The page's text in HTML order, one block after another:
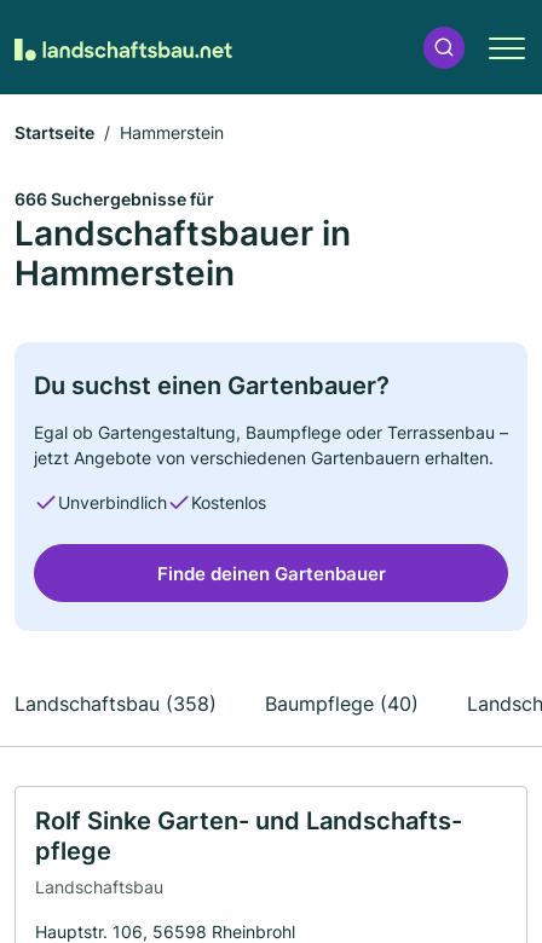
Startseite Hammerstein
666 Suchergebnisse für
Landschaftsbauer in
Hammerstein
Du suchst einen Gartenbauer?
Egal ob Gartengestaltung, Baumpflege oder Terrassenbau –
jetzt Angebote von verschiedenen Gartenbauern erhalten.
Unverbindlich Kostenlos
Finde deinen Gartenbauer
Landschaftsbau (358) Baumpflege (40)
Rolf Sinke Garten- und Landschafts-
pflege
Landschaftsbau
Hauptstr. 106, 56598 Rheinbrohl